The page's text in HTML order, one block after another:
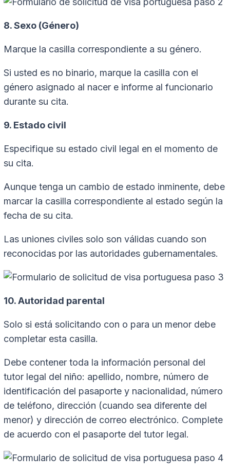
8. Sexo (Género)
Marque la casilla correspondiente a su género.
Si usted es no binario, marque la casilla con el
género asignado al nacer e informe al funcionario
durante su cita.
9. Estado civil
Especifique su estado civil legal en el momento de
su cita.
Aunque tenga un cambio de estado inminente, debe
marcar la casilla correspondiente al estado según la
fecha de su cita.
Las uniones civiles solo son válidas cuando son
reconocidas por las autoridades gubernamentales.
10. Autoridad parental
Solo si está solicitando con o para un menor debe
completar esta casilla.
Debe contener toda la información personal del
tutor legal del niño: apellido, nombre, número de
identificación del pasaporte y nacionalidad, número
de teléfono, dirección (cuando sea diferente del
menor) y dirección de correo electrónico. Complete
de acuerdo con el pasaporte del tutor legal.